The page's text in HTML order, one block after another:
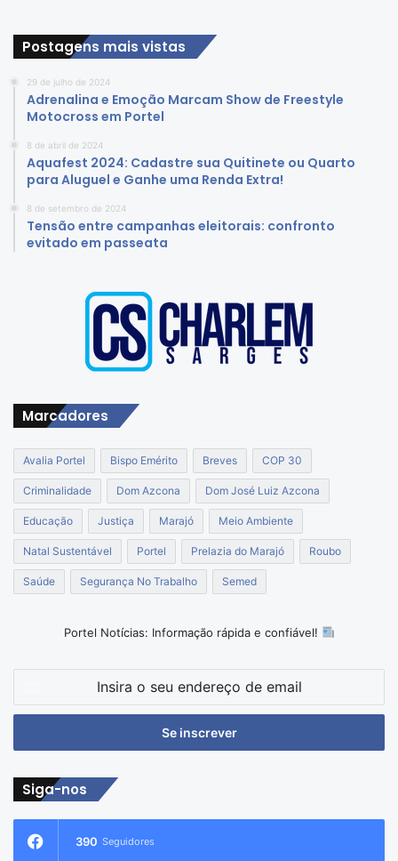
Postagens mais vistas
29 de julho de 2024
Adrenalina e Emoção Marcam Show de Freestyle
Motocross em Portel
8 de abril de 2024
Aquafest 2024: Cadastre sua Quitinete ou Quarto
para Aluguel e Ganhe uma Renda Extra!
8 de setembro de 2024
Tensão entre campanhas eleitorais: confronto
evitado em passeata
Marcadores
Avalia Portel Bispo Emérito Breves COP 30
Criminalidade Dom Azcona Dom José Luiz Azcona
Educação Justiça Marajó Meio Ambiente
Natal Sustentável Portel Prelazia do Marajó Roubo
Saúde Segurança No Trabalho Semed
Portel Notícias: Informação rápida e confiável!
seu
de
Siga-nos
390 Seguidores